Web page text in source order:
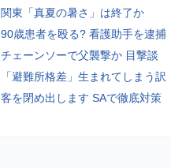
関東「真夏の暑さ」は終了か
90歳患者を殴る? 看護助手を逮捕
チェーンソーで父襲撃か 目撃談
「避難所格差」生まれてしまう訳
客を閉め出します SAで徹底対策